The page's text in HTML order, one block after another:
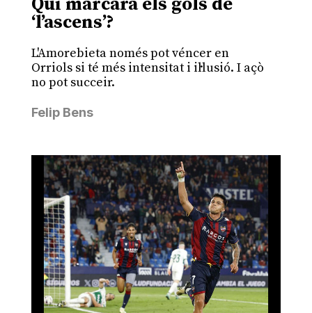
Qui marcarà els gols de
‘l’ascens’?
L'Amorebieta només pot véncer en
Orriols si té més intensitat i il·lusió. I açò
no pot succeir.
Felip Bens